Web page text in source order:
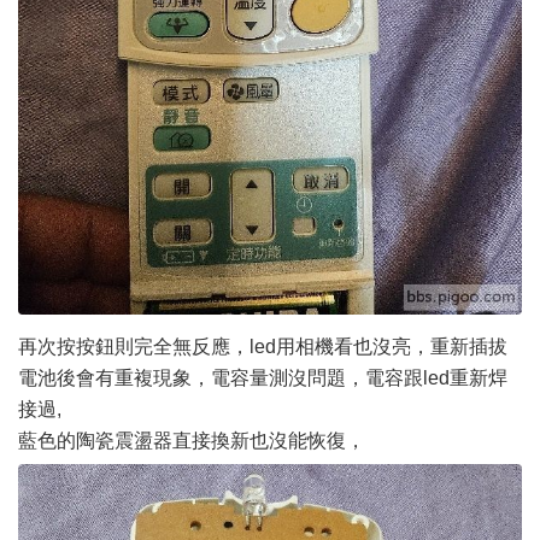
再次按按鈕則完全無反應，led用相機看也沒亮，重新插拔
電池後會有重複現象，電容量測沒問題，電容跟led重新焊
接過,
藍色的陶瓷震盪器直接換新也沒能恢復，